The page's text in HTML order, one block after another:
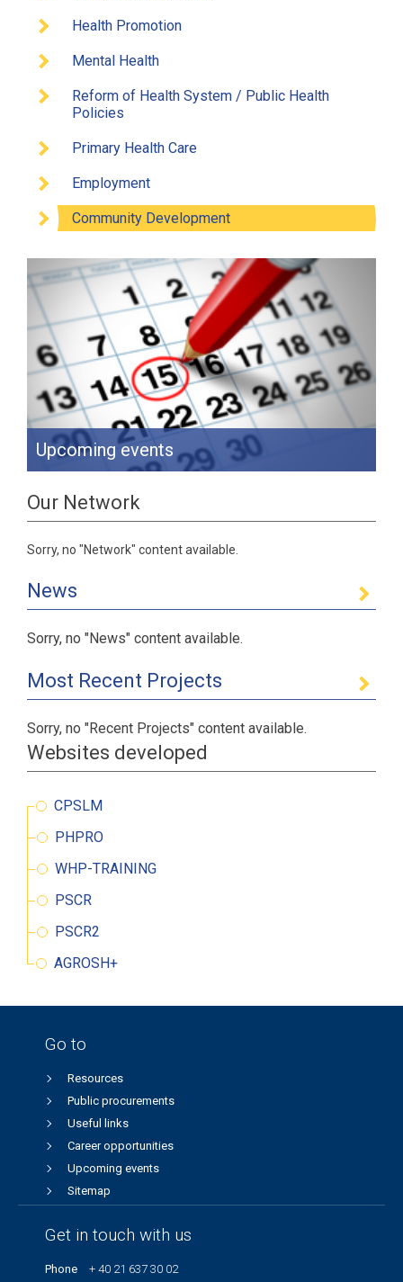
Health Promotion
Mental Health
Reform of Health System / Public Health
Policies
Primary Health Care
Employment
Community Development
Upcoming events
Our Network
Sorry, no "Network" content available.
News
Sorry, no "News" content available.
Most Recent Projects
Sorry, no "Recent Projects" content available.
Websites developed
CPSLM
PHPRO
WHP-TRAINING
PSCR
PSCR2
AGROSH+
Go to
Resources
Public procurements
Useful links
Career opportunities
Upcoming events
Sitemap
Get in touch with us
Phone + 40 21 637 30 02